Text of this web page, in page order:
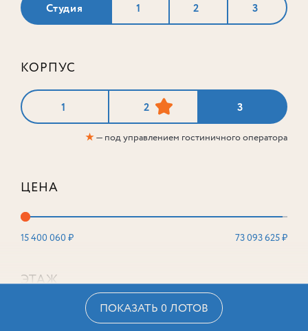
Студия 1 2 3
КОРПУС
1 2 3
★— под управлением гостиничного оператора
ЦЕНА
15 400 060 ₽ 73 093 625 ₽
ЭТАЖ
ПОКАЗАТЬ 0 ЛОТОВ